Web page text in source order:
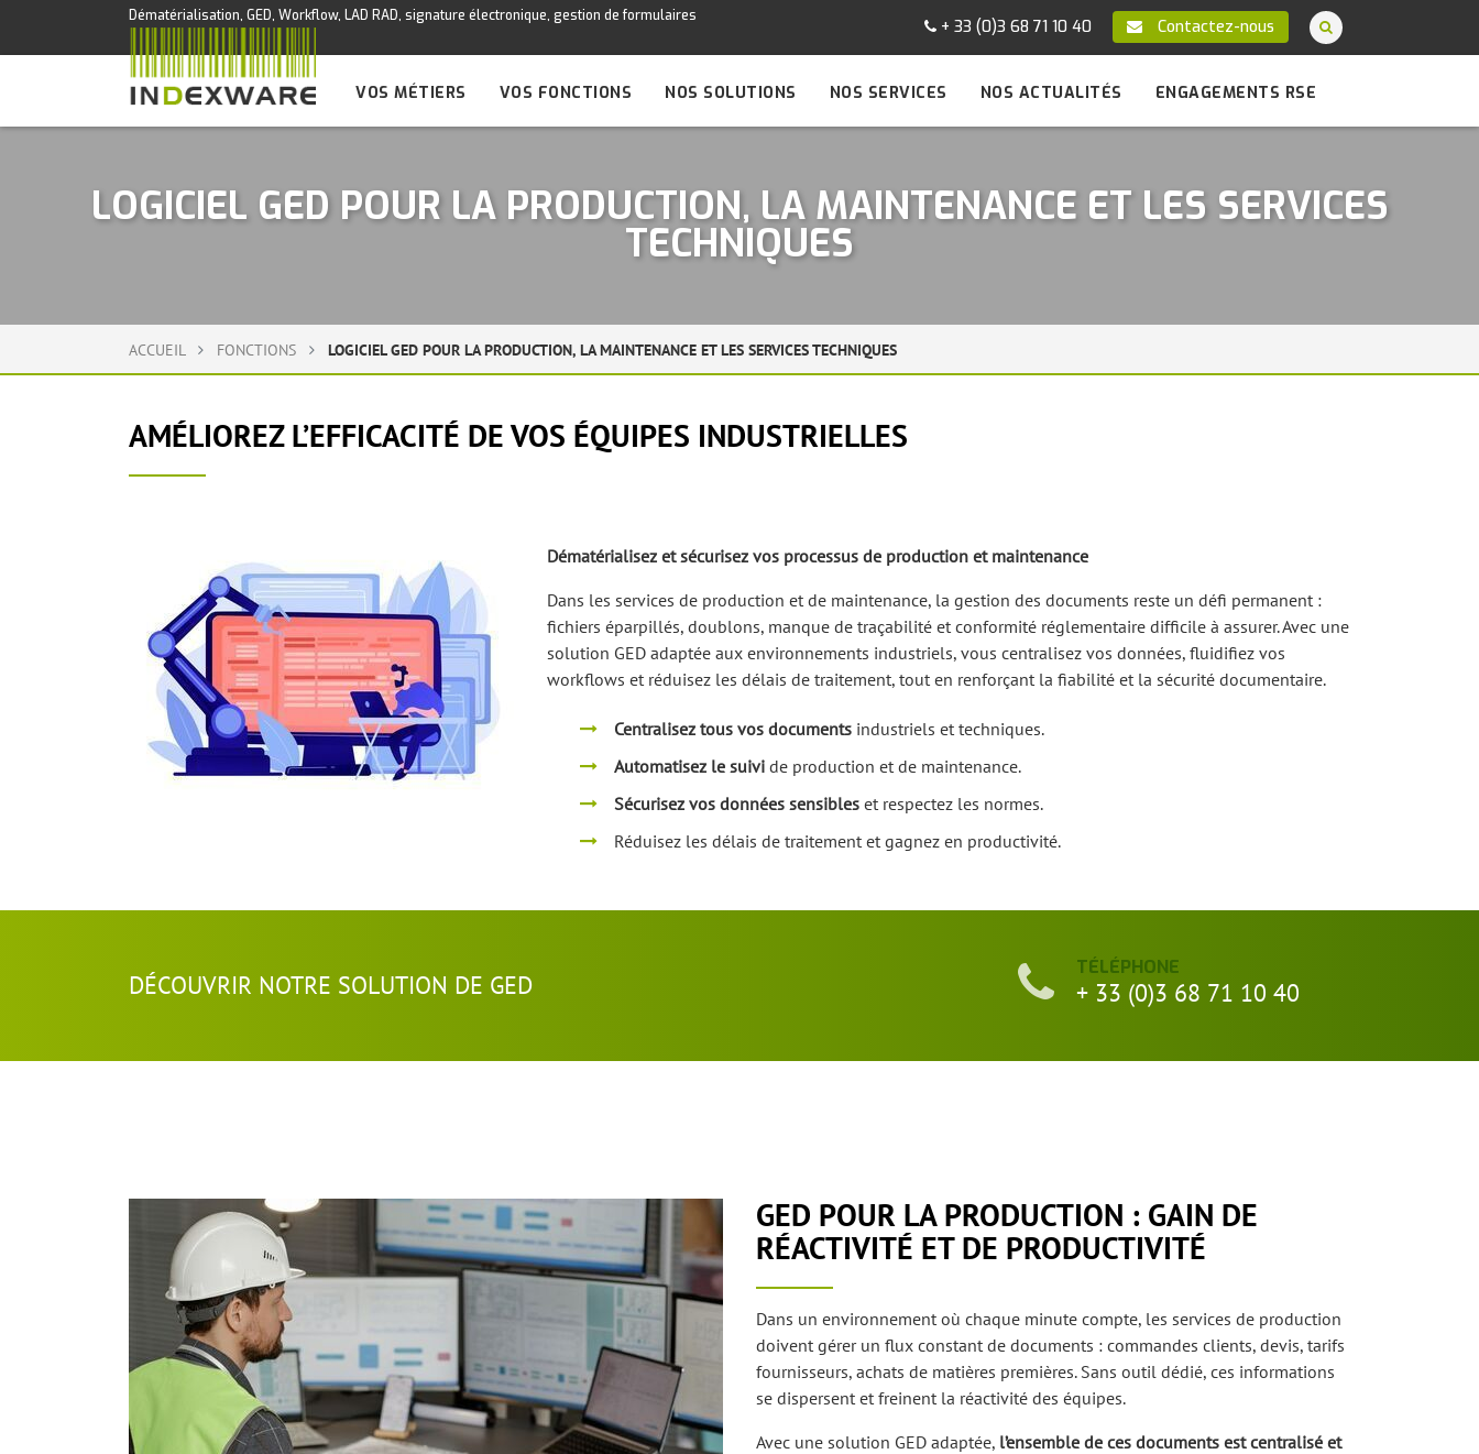
LOGICIEL GED POUR LA PRODUCTION, LA MAINTENANCE ET LES SERVICES
TECHNIQUES
ACCUEIL FONCTIONS LOGICIEL GED POUR LA PRODUCTION, LA MAINTENANCE ET LES SERVICES TECHNIQUES
AMÉLIOREZ L’EFFICACITÉ DE VOS ÉQUIPES INDUSTRIELLES
Dématérialisez et sécurisez vos processus de production et maintenance
Dans les services de production et de maintenance, la gestion des documents reste un défi permanent :
fichiers éparpillés, doublons, manque de traçabilité et conformité réglementaire difficile à assurer. Avec une
solution GED adaptée aux environnements industriels, vous centralisez vos données, fluidifiez vos
workflows et réduisez les délais de traitement, tout en renforçant la fiabilité et la sécurité documentaire.
Centralisez tous vos documentsindustriels et techniques.
Automatisez le suivide production et de maintenance.
Sécurisez vos données sensibleset respectez les normes.
Réduisez les délais de traitement et gagnez en productivité.
DÉCOUVRIR NOTRE SOLUTION DE GED
TÉLÉPHONE
+ 33 (0)3 68 71 10 40
GED POUR LA PRODUCTION : GAIN DE
RÉACTIVITÉ ET DE PRODUCTIVITÉ
Dans un environnement où chaque minute compte, les services de production
doivent gérer un flux constant de documents : commandes clients, devis, tarifs
fournisseurs, achats de matières premières. Sans outil dédié, ces informations
se dispersent et freinent la réactivité des équipes.
Avec une solution GED adaptée, l’ensemble de ces documents est centralisé et
Dématérialisation, GED, Workflow, LAD RAD, signature électronique, gestion de formulaires
+ 33 (0)3 68 71 10 40 Contactez-nous
VOS MÉTIERS VOS FONCTIONS NOS SOLUTIONS NOS SERVICES NOS ACTUALITÉS ENGAGEMENTS RSE